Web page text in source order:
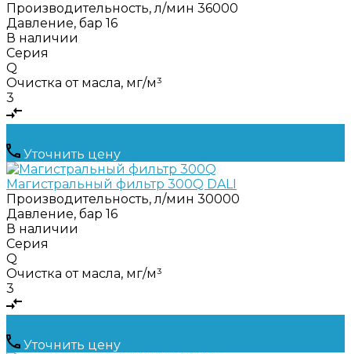
Производительность, л/мин 36000
Давление, бар 16
В наличии
Серия
Q
Очистка от масла, мг/м³
3
Уточнить цену
Магистральный фильтр 300Q DALI
Производительность, л/мин 30000
Давление, бар 16
В наличии
Серия
Q
Очистка от масла, мг/м³
3
Уточнить цену